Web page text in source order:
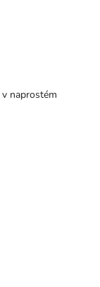
naprostém